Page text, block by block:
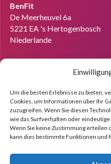
Um die besten Erlebnisse zu bieten,
Cookies, um Informationen über Ihr
zuzugreifen. Wenn Sie diesen
wie das Surfverhalten oder
Wenn Sie keine Zustimmung
kann dies bestimmte Funktionen und
BenFit
De Meerheuvel 6a
5221 EA 's Hertogenbosch
Niederlande
info@benfit.de
Finden Sie uns auf:
Coach werden?
Wir zeigen Ihnen anhand
Möglichkeiten.
Melden Sie sich jetzt an!